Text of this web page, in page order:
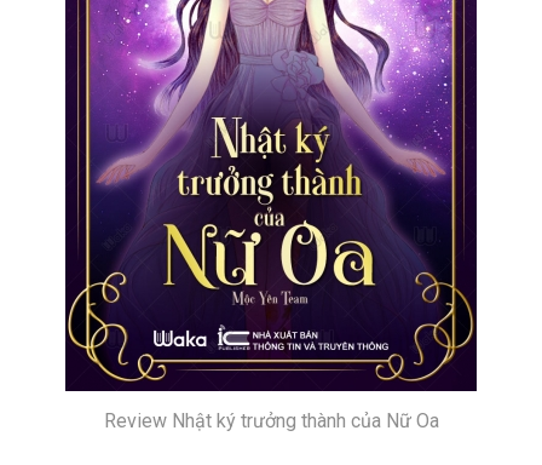
Review Nhật ký trưởng thành của Nữ Oa